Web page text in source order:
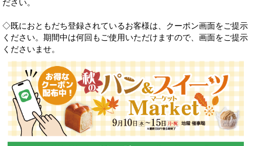
ださい。
◇既におともだち登録されているお客様は、クーポン画面をご提示
ください。期間中は何回もご使用いただけますので、画面をご提示
くださいませ。